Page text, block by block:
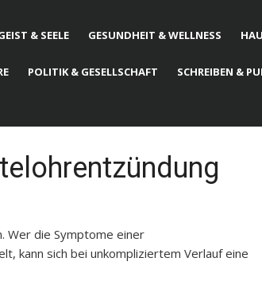
& SEELE GESUNDHEIT & WELLNESS
POLITIK & GESELLSCHAFT SCHREIBEN &
Wer die Symptome einer
kann sich bei unkompliziertem Verlauf eine